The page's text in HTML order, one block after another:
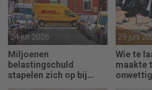
24 juli 2026
Miljoenen
belastingschuld
stapelen zich op bij
29 juni
Wie te
maakte